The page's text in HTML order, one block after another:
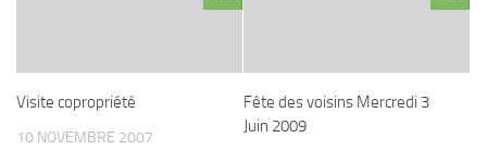
Visite copropriété
10 NOVEMBRE 2007
Fête des voisins Mercredi 3
Juin 2009